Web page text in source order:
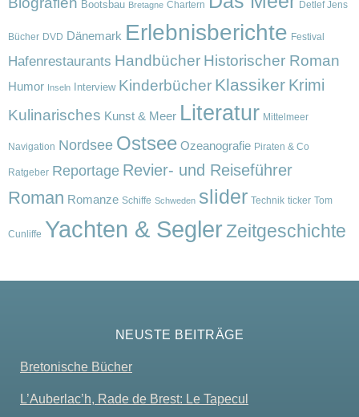
Bootsbau Bretagne Chartern Detlef Jens
Bücher DVD Dänemark Erlebnisberichte Festival
Hafenrestaurants Handbücher Historischer Roman
Humor Inseln Interview Kinderbücher Klassiker Krimi
Kulinarisches Kunst & Meer Literatur Mittelmeer
Navigation Nordsee Ostsee Ozeanografie Piraten & Co
Ratgeber Reportage Revier- und Reiseführer
Roman Romanze Schiffe Schweden slider Technik ticker Tom
Cunliffe Yachten & SeglerZeitgeschichte
NEUSTE BEITRÄGE
Bretonische Bücher
L’Auberlac’h, Rade de Brest: Le Tapecul